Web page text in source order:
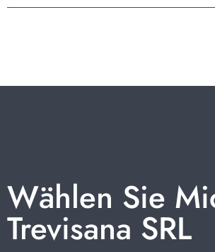
Wählen Sie
Trevisana SRL